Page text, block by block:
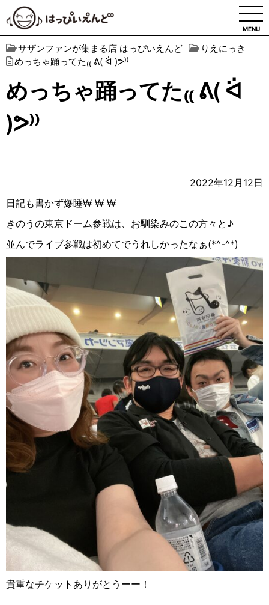
MENU
サザンファンが集まる店 はっぴいえんど
りえにっき
めっちゃ踊ってた₍₍ ᕕ( ᐛ )ᕗ⁾⁾
めっちゃ踊ってた₍₍ ᕕ( ᐛ
)ᕗ⁾⁾
2022年12月12日
日記も書かず爆睡₩ ₩ ₩
きのうの東京ドーム参戦は、お馴染みのこの方々と♪
並んでライブ参戦は初めてでうれしかったなぁ(*^-^*)
貴重なチケットありがとうーー！